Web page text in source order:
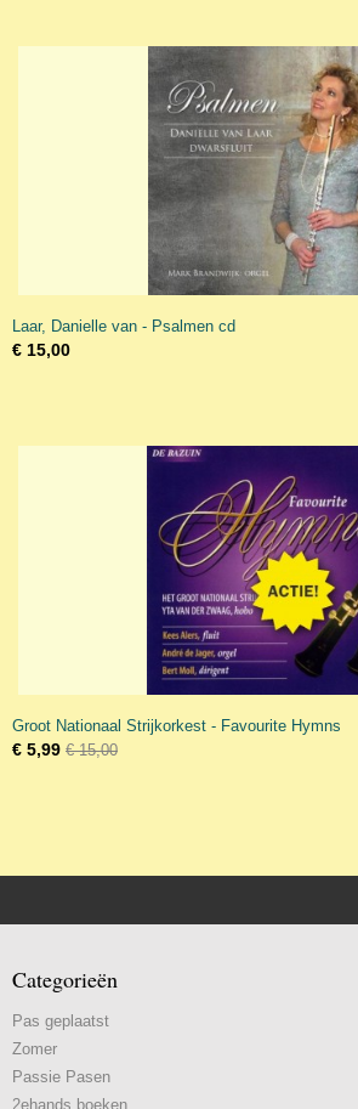
Laar, Danielle van - Psalmen cd
€ 15,00
Groot Nationaal Strijkorkest - Favourite Hymns
€ 5,99 € 15,00
Categorieën
Pas geplaatst
Zomer
Passie Pasen
2ehands boeken